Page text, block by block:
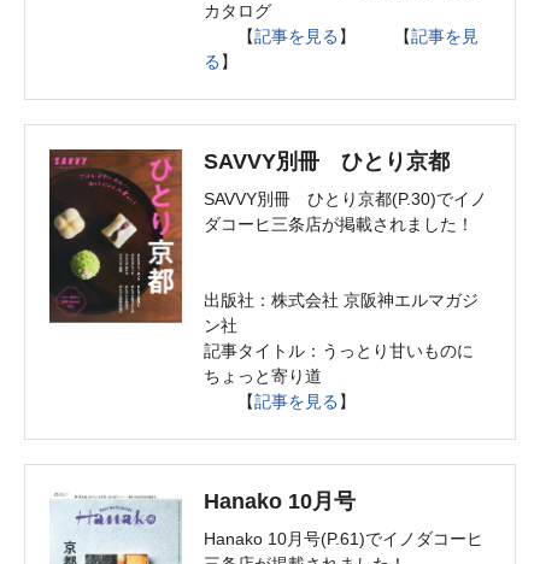
カタログ
【記事を見る 】 【記事を見
る 】
SAVVY別冊 ひとり京都
SAVVY別冊 ひとり京都(P.30)でイノ
ダコーヒ三条店が掲載されました！
出版社：株式会社 京阪神エルマガジ
ン社
記事タイトル：うっとり甘いものに
ちょっと寄り道
【記事を見る 】
Hanako 10月号
Hanako 10月号(P.61)でイノダコーヒ